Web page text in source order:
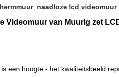
, naadloze lcd videomuur
Videomuur van Muurlg zet
een hoogte - het kwaliteitsbeeld